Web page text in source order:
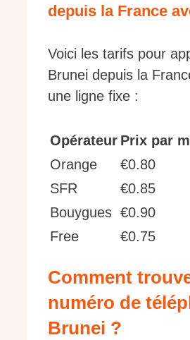
depuis la France
Voici les tarifs pour
Brunei depuis la
une ligne fixe :
Opérateur Prix par
Orange
€0.80
SFR
€0.85
Bouygues €0.90
Free
€0.75
Comment
numéro de
Brunei ?